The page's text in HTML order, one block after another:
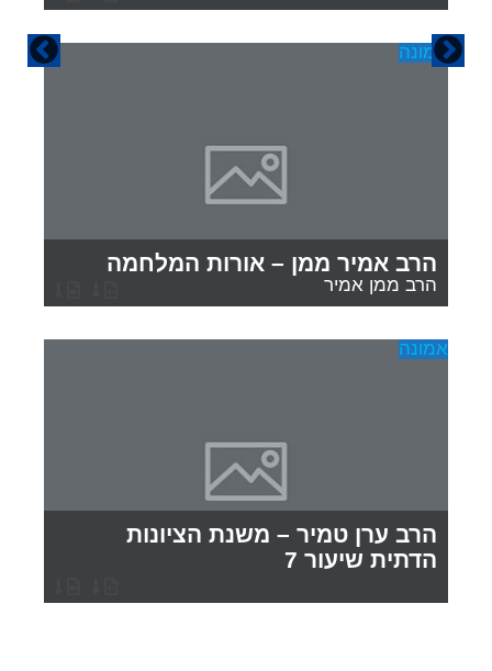
אמונה
הרב אמיר ממן – אורות המלחמה
הרב ממן אמיר
אמונה
הרב ערן טמיר – משנת הציונות
הדתית שיעור 7